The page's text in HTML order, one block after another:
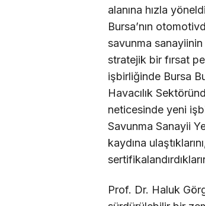
alanına hızla
Bursa’nın
savunma
stratejik bir fırsat
işbirliğinde Bursa
Havacılık
neticesinde yeni
Savunma Sanayii
kaydına
Prof. Dr. Haluk